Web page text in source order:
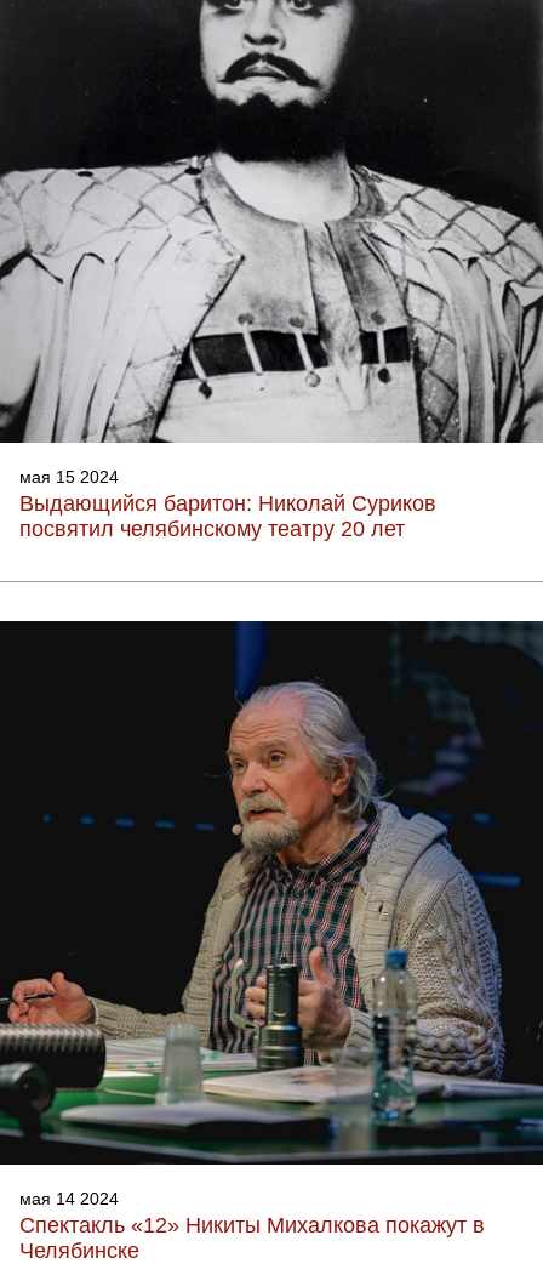
мая 15 2024
Выдающийся баритон: Николай Суриков
посвятил челябинскому театру 20 лет
мая 14 2024
Спектакль «12» Никиты Михалкова покажут в
Челябинске